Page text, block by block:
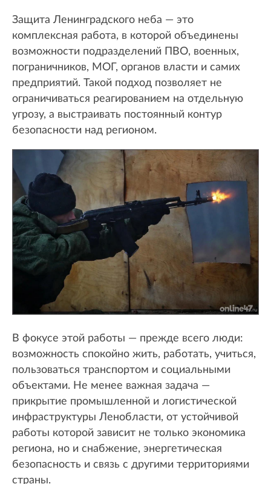
Защита Ленинградского неба — это
комплексная работа, в которой объединены
возможности подразделений ПВО, военных,
пограничников, МОГ, органов власти и самих
предприятий. Такой подход позволяет не
ограничиваться реагированием на отдельную
угрозу, а выстраивать постоянный контур
безопасности над регионом.
В фокусе этой работы — прежде всего люди:
возможность спокойно жить, работать, учиться,
пользоваться транспортом и социальными
объектами. Не менее важная задача —
прикрытие промышленной и логистической
инфраструктуры Ленобласти, от устойчивой
работы которой зависит не только экономика
региона, но и снабжение, энергетическая
безопасность и связь с другими территориями
страны.